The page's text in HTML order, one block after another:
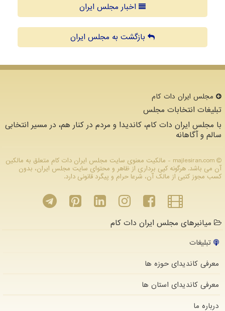
اخبار مجلس ایران
بازگشت به مجلس ایران
مجلس ایران دات كام
تبلیغات انتخابات مجلس
با مجلس ایران دات کام، کاندیدا و مردم در کنار هم، در مسیر انتخابی
سالم و آگاهانه
majlesiran.com - مالکیت معنوی سایت مجلس ایران دات كام متعلق به مالکین
آن می باشد. هرگونه کپی برداری از ظاهر و محتوای سایت مجلس ایران، بدون
کسب مجوز کتبی از مالک آن، شرعا حرام و پیگرد قانونی دارد.
میانبرهای مجلس ایران دات کام
تبلیغات
معرفی کاندیدای حوزه ها
معرفی کاندیدای استان ها
درباره ما